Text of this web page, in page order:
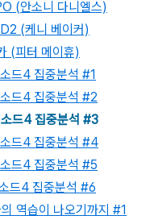
(안소니 다니엘스)
(케니 베이커)
(피터 메이휴)
드4 집중분석 #1
드4 집중분석 #2
드4 집중분석 #3
드4 집중분석 #4
드4 집중분석 #5
드4 집중분석 #6
역습이 나오기까지 #1